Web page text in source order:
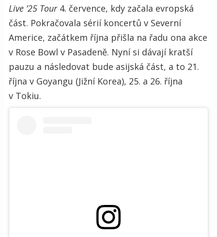
Live ’25 Tour4. července, kdy začala evropská
část. Pokračovala sérií koncertů v Severní
Americe, začátkem října přišla na řadu ona akce
v Rose Bowl v Pasadeně. Nyní si dávají kratší
pauzu a následovat bude asijská část, a to 21.
října v Goyangu (Jižní Korea), 25. a 26. října
v Tokiu.